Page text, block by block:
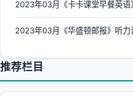
2023年03月《卡卡课堂早餐英
2023年03月《华盛顿邮报》听
推荐栏目